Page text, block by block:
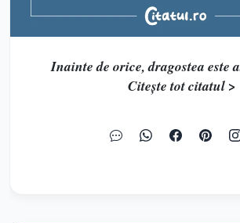
Inainte de orice, dragostea este
Citește tot citatul >